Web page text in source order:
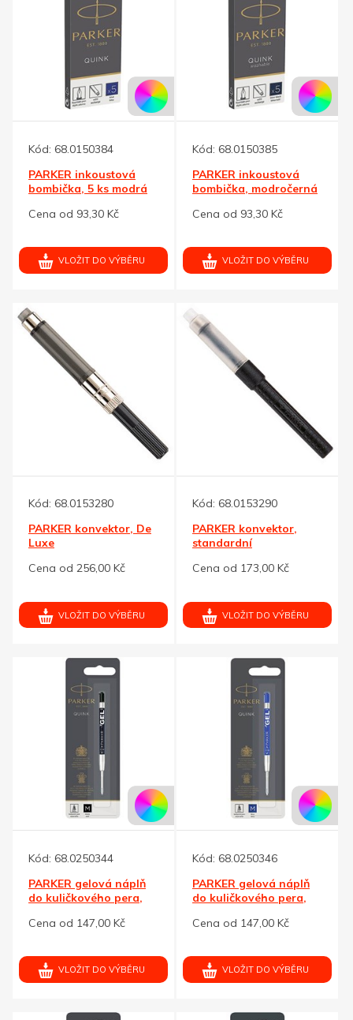
Kód: 68.0150384
PARKER inkoustová
bombička, 5 ks modrá
Cena od 93,30 Kč
VLOŽIT DO VÝBĚRU
Kód: 68.0150385
PARKER inkoustová
bombička, modročerná
Cena od 93,30 Kč
VLOŽIT DO VÝBĚRU
Kód: 68.0153280
PARKER konvektor, De
Luxe
Cena od 256,00 Kč
VLOŽIT DO VÝBĚRU
Kód: 68.0153290
PARKER konvektor,
standardní
Cena od 173,00 Kč
VLOŽIT DO VÝBĚRU
Kód: 68.0250344
PARKER gelová náplň
do kuličkového pera,
Cena od 147,00 Kč
VLOŽIT DO VÝBĚRU
Kód: 68.0250346
PARKER gelová náplň
do kuličkového pera,
Cena od 147,00 Kč
VLOŽIT DO VÝBĚRU